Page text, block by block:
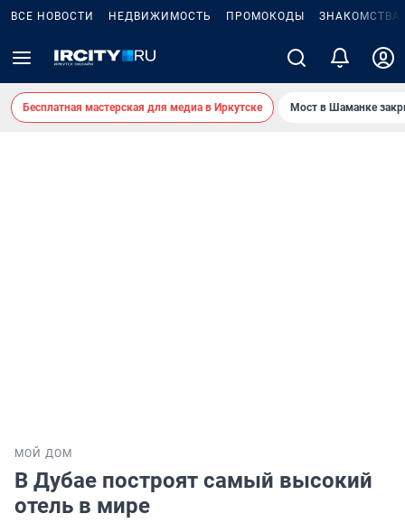
ВСЕ НОВОСТИ НЕДВИЖИМОСТЬ ПРОМОКОДЫ ЗНАКОМСТВА
Бесплатная мастерская для медиа в Иркутске Мост в Шаманке
МОЙ ДОМ
В Дубае построят самый высокий
отель в мире